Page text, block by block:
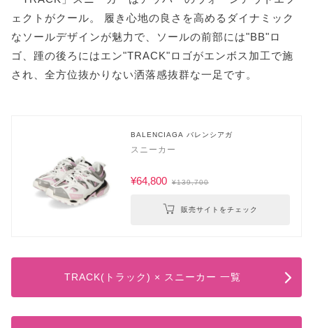
ェクトがクール。 履き心地の良さを高めるダイナミック
なソールデザインが魅力で、ソールの前部には"BB"ロ
ゴ、踵の後ろにはエン"TRACK"ロゴがエンボス加工で施
され、全方位抜かりない洒落感抜群な一足です。
BALENCIAGA バレンシアガ
スニーカー
¥64,800 ¥139,700
販売サイトをチェック
TRACK(トラック) × スニーカー 一覧